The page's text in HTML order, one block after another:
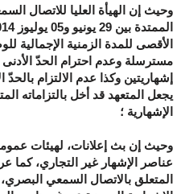
وحيث إن الهيأة العليا للاتصال
الأقصى للمدة الزمنية الإجمالية
مسترسلة وعدم احترام الحدّ
إشهاريتين وكذا عدم الالتزام
يجعل المتعهد قد أخل بالتزاماته
الإشهارية ؛
وحيث إن بث إعلانات، لهيئات
المتعلق بالاتصال السمعي